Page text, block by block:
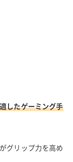
したゲーミング手
グリップ力を高め